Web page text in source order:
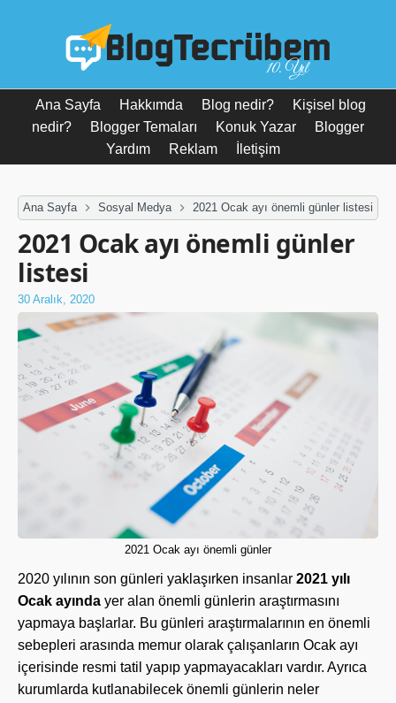
10. Yıl
Ana Sayfa Hakkımda Blog nedir?
Kişisel blog
nedir?
Blogger Temaları Konuk Yazar
Blogger
Yardım
Reklam İletişim
Ana Sayfa Sosyal Medya 2021 Ocak ayı önemli günler listesi
2021 Ocak ayı önemli günler
listesi
30 Aralık, 2020
2021 Ocak ayı önemli günler
2020 yılının son günleri yaklaşırken insanlar 2021 yılı
Ocak ayında yer alan önemli günlerin araştırmasını
yapmaya başlarlar. Bu günleri araştırmalarının en önemli
sebepleri arasında memur olarak çalışanların Ocak ayı
içerisinde resmi tatil yapıp yapmayacakları vardır. Ayrıca
kurumlarda kutlanabilecek önemli günlerin neler